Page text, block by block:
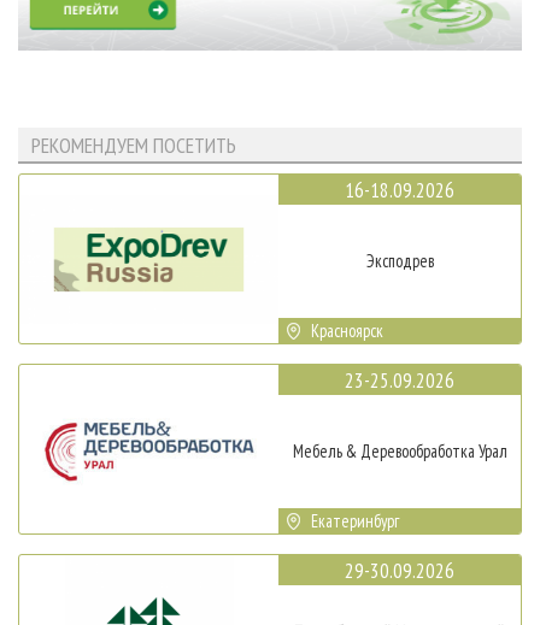
РЕКОМЕНДУЕМ ПОСЕТИТЬ
16-18.09.2026
Эксподрев
Красноярск
23-25.09.2026
Мебель & Деревообработка Урал
Екатеринбург
29-30.09.2026